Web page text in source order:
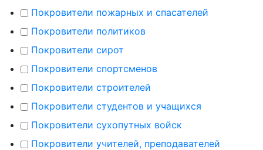
Покровители пожарных и спасателей
Покровители политиков
Покровители сирот
Покровители спортсменов
Покровители строителей
Покровители студентов и учащихся
Покровители сухопутных войск
Покровители учителей, преподавателей